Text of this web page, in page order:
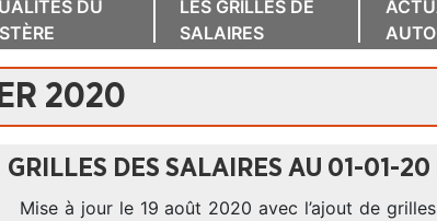
DU
LES GRILLES DE
SALAIRES
2020
GRILLES DES SALAIRES AU 01-01-
Mise à jour le 19 août 2020 avec l’ajout de